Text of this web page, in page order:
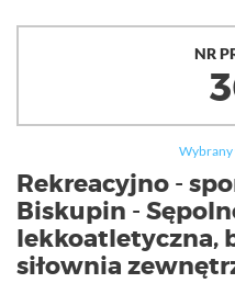
NR
Wybrany
Rekreacyjno -
Biskupin -
lekkoatletyczna,
siłownia